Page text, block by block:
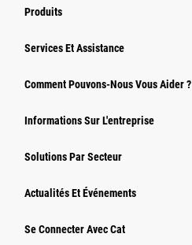
Produits
Services Et Assistance
Comment Pouvons-Nous Vous Aider ?
Informations Sur L'entreprise
Solutions Par Secteur
Actualités Et Événements
Se Connecter Avec Cat